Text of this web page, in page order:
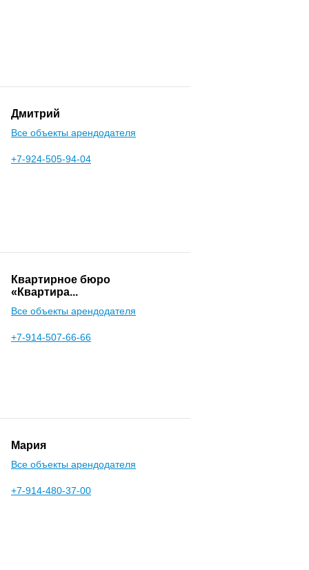
Дмитрий
Все объекты арендодателя
+7-924-505-94-04
Квартирное бюро
«Квартира...
Все объекты арендодателя
+7-914-507-66-66
Мария
Все объекты арендодателя
+7-914-480-37-00